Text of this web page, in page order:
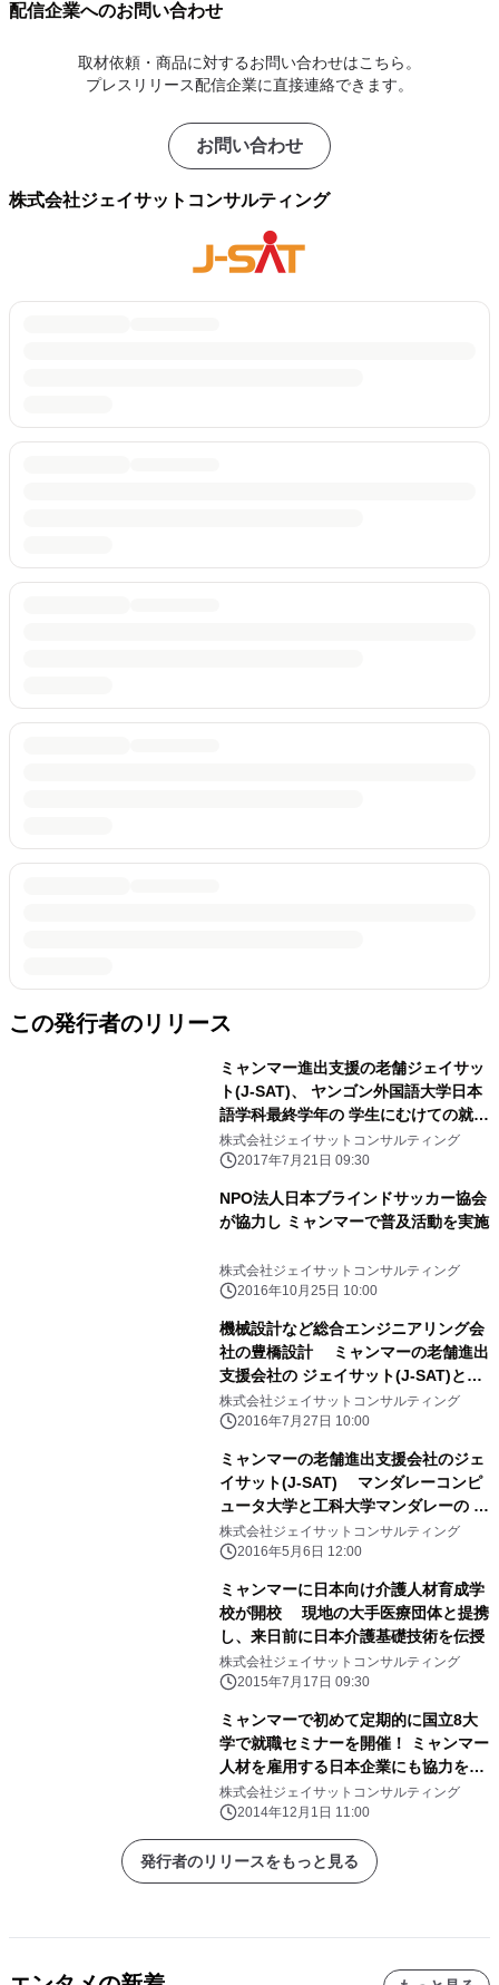
配信企業へのお問い合わせ
取材依頼・商品に対するお問い合わせはこちら。
プレスリリース配信企業に直接連絡できます。
お問い合わせ
株式会社ジェイサットコンサルティング
この発行者のリリース
ミャンマー進出支援の老舗ジェイサッ
ト(J-SAT)、 ヤンゴン外国語大学日本
語学科最終学年の 学生にむけての就職
フェア開催
株式会社ジェイサットコンサルティング
2017年7月21日 09:30
NPO法人日本ブラインドサッカー協会
が協力し ミャンマーで普及活動を実施
株式会社ジェイサットコンサルティング
2016年10月25日 10:00
機械設計など総合エンジニアリング会
社の豊橋設計 ミャンマーの老舗進出
支援会社の ジェイサット(J-SAT)とと
もに 工科大学マンダレーにて機械
CADクラスを受託
株式会社ジェイサットコンサルティング
2016年7月27日 10:00
ミャンマーの老舗進出支援会社のジェ
イサット(J-SAT) マンダレーコンピ
ュータ大学と工科大学マンダレーの 日
本語科を受託 在学中から日本語教
育、日本企業への就職をサポート
株式会社ジェイサットコンサルティング
2016年5月6日 12:00
ミャンマーに日本向け介護人材育成学
校が開校 現地の大手医療団体と提携
し、来日前に日本介護基礎技術を伝授
株式会社ジェイサットコンサルティング
2015年7月17日 09:30
ミャンマーで初めて定期的に国立8大
学で就職セミナーを開催！ ミャンマー
人材を雇用する日本企業にも協力を募
り、就職を後押し
株式会社ジェイサットコンサルティング
2014年12月1日 11:00
発行者のリリースをもっと見る